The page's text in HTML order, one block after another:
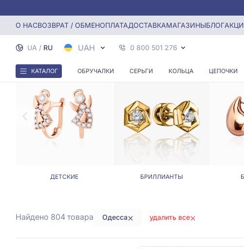
О НАСВОЗВРАТ / ОБМЕНОПЛАТАДОСТАВКАМАГАЗИНЫБЛОГ
UA / RU UAH 0 800 501 276
КАТАЛОГ ОБРУЧАЛКИ СЕРЬГИ КОЛЬЦА ЦЕПОЧКИ
Главная Серьги Серьги в Одессе
ДЕТСКИЕ БРИЛЛИАНТЫ
Найдено 804 товара Одесса удалить все